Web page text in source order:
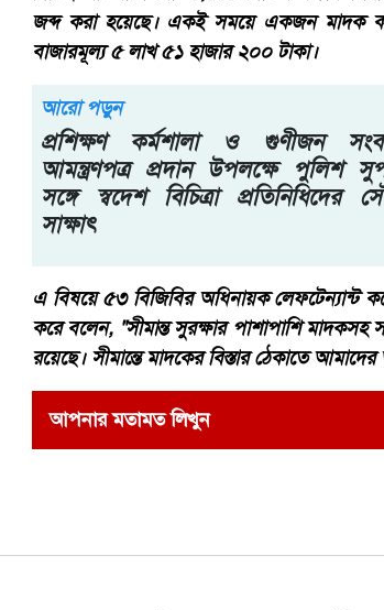
জব্দ করা হয়েছে। একই সময়ে একজন মাদক
বাজারমূল্য ৫ লাখ ৫১ হাজার ২০০ টাকা।
আরো পড়ুন
প্রশিক্ষণ কর্মশালা ও গুণীজন
আমন্ত্রণপত্র প্রদান উপলক্ষে পুলিশ
সঙ্গে স্বদেশ বিচিত্রা প্রতিনিধিদের
সাক্ষাৎ
এ বিষয়ে ৫৩ বিজিবির অধিনায়ক লেফটেন্যান্ট
করে বলেন, "সীমান্ত সুরক্ষার পাশাপাশি
রয়েছে। সীমান্তে মাদকের বিস্তার ঠেকাতে
আপনার মতামত লিখুন